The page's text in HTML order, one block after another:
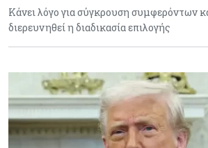
Κάνει λόγο για σύγκρουση συμφερόντων
διερευνηθεί η διαδικασία επιλογής